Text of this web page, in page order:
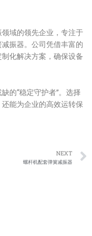
域的领先企业，专注于
振器。公司凭借丰富的
化解决方案，确保设备
的“稳定守护者”。选择
能为企业的高效运转保
NEXT
螺杆机配套弹簧减振器